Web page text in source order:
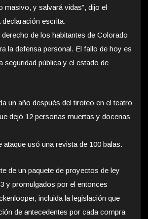
masivo, y salvará vidas”, dijo el
escrita.
derecho de los habitantes de Colorado
la defensa personal. El fallo de hoy es
seguridad pública y el estado de
un año después del tiroteo en el teatro
dejó 12 personas muertas y docenas
ataque usó una revista de 100 balas.
de un paquete de proyectos de ley
y promulgados por el entonces
incluida la legislación que
de antecedentes por cada compra